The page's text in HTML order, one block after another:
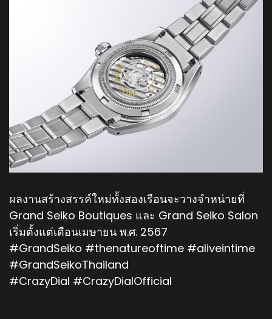
ผลงานสร้างสรรค์ใหม่ทั้งสองเรือนจะวางจำหน่ายที่
Grand Seiko Boutiques และ Grand Seiko Salon
เริ่มตั้งแต่เดือนเมษายน พ.ศ. 2567
#GrandSeiko #thenatureoftime #aliveintime
#GrandSeikoThailand
#CrazyDial #CrazyDialOfficial